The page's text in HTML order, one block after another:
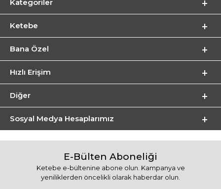
Kategoriler
Ketebe
Bana Özel
Hızlı Erişim
Diğer
Sosyal Medya Hesaplarımız
E-Bülten Aboneliği
Ketebe e-bültenine abone olun. Kampanya ve
yeniliklerden öncelikli olarak haberdar olun.